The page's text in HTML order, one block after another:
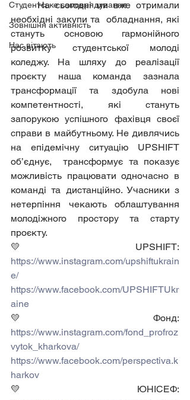
Студентське самоврядування
Зовнішня активність
Нас вітають
	На сьогодні ми вже отримали
необхідні закупи та  обладнання, які
стануть основою гармонійного
розвитку студентської молоді
коледжу. На шляху до реалізації
проєкту наша команда зазнала
трансформації та здобула нові
компетентності, які стануть
запорукою успішного фахівця своєї
справи в майбутньому. Не дивлячись
на епідемічну ситуацію UPSHIFT
об’єднує,  трансформує та показує
можливість працювати одночасно в
команді та дистанційно. Учасники з
нетерпіння чекають облаштування
молодіжного простору та старту
проєкту.
https://www.instagram.com/upshiftukrain
e/
https://www.facebook.com/UPSHIFTUkr
aine
https://www.instagram.com/fond_profroz
vytok_kharkova/
https://www.facebook.com/perspectiva.k
harkov